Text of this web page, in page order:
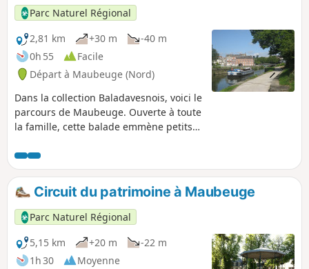
Parc Naturel Régional
2,81 km
+30 m
-40 m
0h 55
Facile
Départ à Maubeuge (Nord)
Dans la collection Baladavesnois, voici le
parcours de Maubeuge. Ouverte à toute
la famille, cette balade emmène petits
guerre mondiale.
Circuit du patrimoine à Maubeuge
Parc Naturel Régional
5,15 km
+20 m
-22 m
1h 30
Moyenne